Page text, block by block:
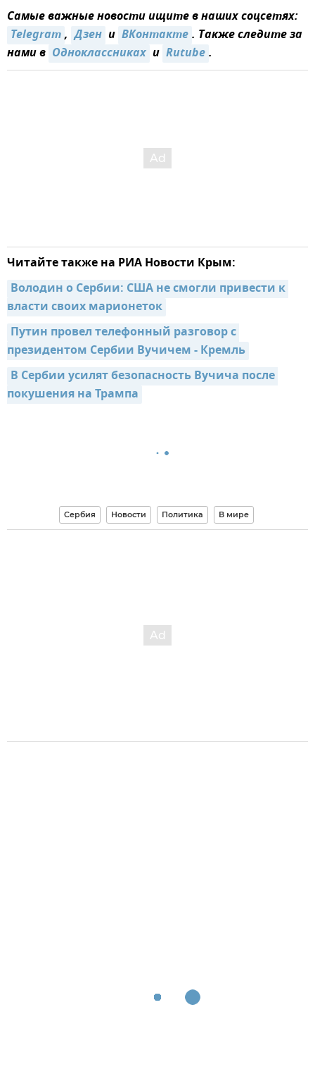
Самые важные новости ищите в наших соцсетях:
Telegram, Дзен и ВКонтакте. Также следите за
нами в Одноклассниках и Rutube.
Читайте также на РИА Новости Крым:
Володин о Сербии: США не смогли привести к
власти своих марионеток
Путин провел телефонный разговор с
президентом Сербии Вучичем - Кремль
В Сербии усилят безопасность Вучича после
покушения на Трампа
Сербия Новости Политика В мире